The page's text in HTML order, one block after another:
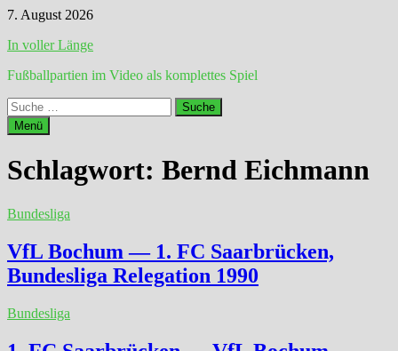
Zum
springen
7. August 2026
In voller Länge
Fußballpartien im Video als komplettes Spiel
Suche
nach:
Menü
Schlagwort: Bernd Eichmann
Bundesliga
VfL Bochum — 1. FC Saarbrücken,
Bundesliga Relegation 1990
Bundesliga